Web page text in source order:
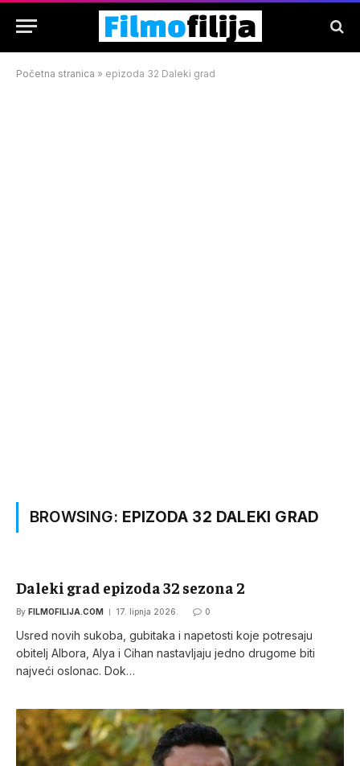
Početna stranica » epizoda 32 Daleki grad
BROWSING: EPIZODA 32 DALEKI GRAD
Daleki grad epizoda 32 sezona 2
By FILMOFILIJA.COM 17. lipnja 2026. 0
Usred novih sukoba, gubitaka i napetosti koje potresaju
obitelj Albora, Alya i Cihan nastavljaju jedno drugome biti
najveći oslonac. Dok…